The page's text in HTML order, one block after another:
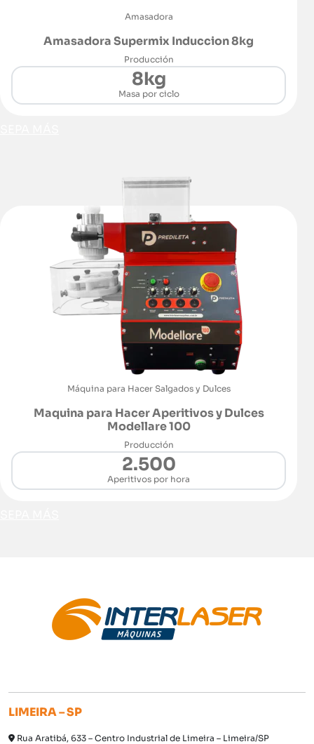
Amasadora
Amasadora Supermix Induccion 8kg
Producción
8kg
Masa por ciclo
Máquina para Hacer Salgados y Dulces
Maquina para Hacer Aperitivos y Dulces
Modellare 100
Producción
2.500
Aperitivos por hora
LIMEIRA – SP
Rua Aratibá, 633 – Centro Industrial de Limeira – Limeira/SP